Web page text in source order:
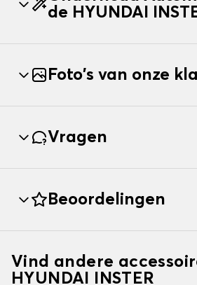
de HYUNDAI
Foto's van onze
Vragen
Beoordelingen
Vind andere
HYUNDAI INSTER